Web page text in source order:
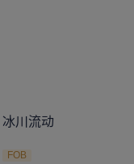
冰川流动
FOB